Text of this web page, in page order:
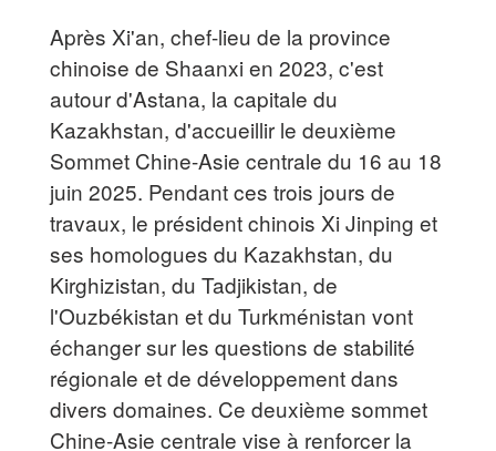
Après Xi'an, chef-lieu de la province
chinoise de Shaanxi en 2023, c'est
autour d'Astana, la capitale du
Kazakhstan, d'accueillir le deuxième
Sommet Chine-Asie centrale du 16 au 18
juin 2025. Pendant ces trois jours de
travaux, le président chinois Xi Jinping et
ses homologues du Kazakhstan, du
Kirghizistan, du Tadjikistan, de
l'Ouzbékistan et du Turkménistan vont
échanger sur les questions de stabilité
régionale et de développement dans
divers domaines. Ce deuxième sommet
Chine-Asie centrale vise à renforcer la